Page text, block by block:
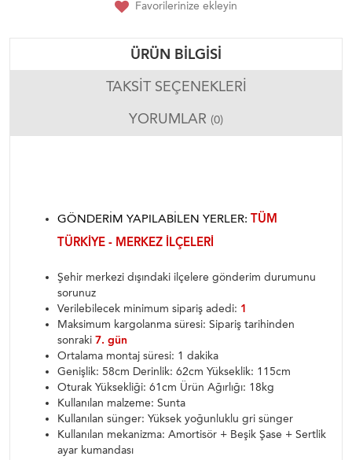
Favorilerinize ekleyin
ÜRÜN BILGISI
TAKSIT SEÇENEKLERI
YORUMLAR (0)
GÖNDERIM YAPILABILEN YERLER: TÜM
TÜRKIYE - MERKEZ ILÇELERI
Şehir merkezi dışındaki ilçelere gönderim durumunu
sorunuz
Verilebilecek minimum sipariş adedi: 1
Maksimum kargolanma süresi: Sipariş tarihinden
sonraki 7. gün
Ortalama montaj süresi: 1 dakika
Genişlik: 58cm Derinlik: 62cm Yükseklik: 115cm
Oturak Yüksekliği: 61cm Ürün Ağırlığı: 18kg
Kullanılan malzeme: Sunta
Kullanılan sünger: Yüksek yoğunluklu gri sünger
Kullanılan mekanizma: Amortisör + Beşik Şase + Sertlik
ayar kumandası